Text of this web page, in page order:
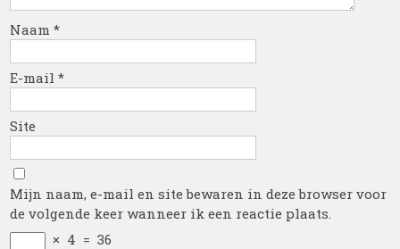
Naam*
E-mail*
Site
Mijn naam, e-mail en site bewaren in deze browser voor
de volgende keer wanneer ik een reactie plaats.
× 4 = 36